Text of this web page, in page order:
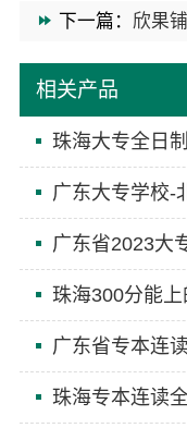
下一篇： 欣果
相关产品